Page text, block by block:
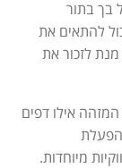
בך בתור
להתאים את
מנת לזכור את
אילו דפים
הפעלת
מיוחדות.